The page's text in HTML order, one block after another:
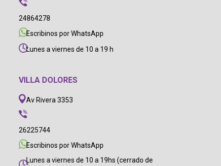
24864278
Escribinos por WhatsApp
Lunes a viernes de 10 a 19 h
VILLA DOLORES
Av Rivera 3353
26225744
Escribinos por WhatsApp
Lunes a viernes de 10 a 19hs (cerrado de